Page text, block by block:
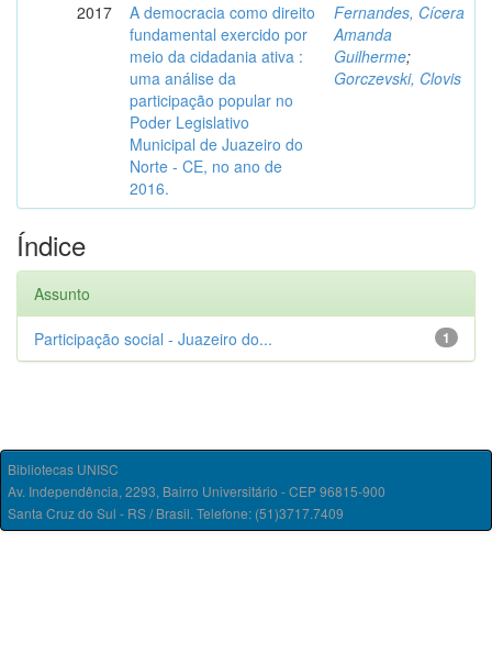
2017
A democracia como direito
fundamental exercido por
meio da cidadania ativa :
uma análise da
participação popular no
Poder Legislativo
Municipal de Juazeiro do
Norte - CE, no ano de
2016.
Fernandes, Cícera
Amanda
Guilherme;
Gorczevski, Clovis
Índice
Assunto
1
Participação social - Juazeiro do...
Bibliotecas UNISC
Av. Independência, 2293, Bairro Universitário - CEP 96815-900
Santa Cruz do Sul - RS / Brasil. Telefone: (51)3717.7409